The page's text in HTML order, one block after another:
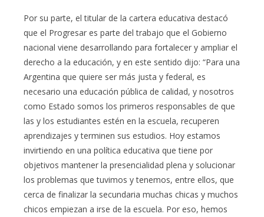
Por su parte, el titular de la cartera educativa destacó
que el Progresar es parte del trabajo que el Gobierno
nacional viene desarrollando para fortalecer y ampliar el
derecho a la educación, y en este sentido dijo: “Para una
Argentina que quiere ser más justa y federal, es
necesario una educación pública de calidad, y nosotros
como Estado somos los primeros responsables de que
las y los estudiantes estén en la escuela, recuperen
aprendizajes y terminen sus estudios. Hoy estamos
invirtiendo en una política educativa que tiene por
objetivos mantener la presencialidad plena y solucionar
los problemas que tuvimos y tenemos, entre ellos, que
cerca de finalizar la secundaria muchas chicas y muchos
chicos empiezan a irse de la escuela. Por eso, hemos